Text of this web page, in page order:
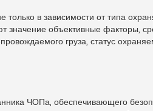
в зависимости от типа
значение объективные факторы,
груза, статус
ЧОПа, обеспечивающего